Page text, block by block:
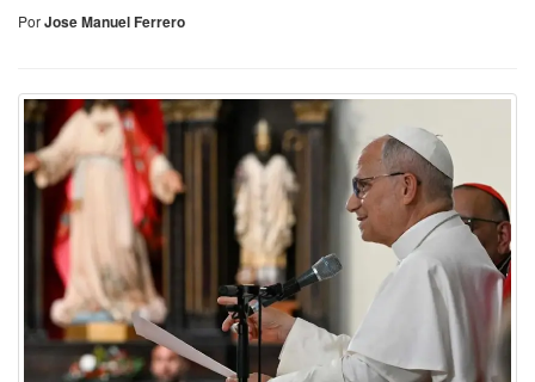
PorJose Manuel Ferrero